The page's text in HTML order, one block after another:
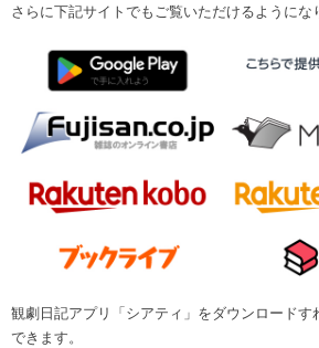
さらに下記サイトでもご覧いただけるようにな
観劇日記アプリ「シアティ」をダウンロード
できます。